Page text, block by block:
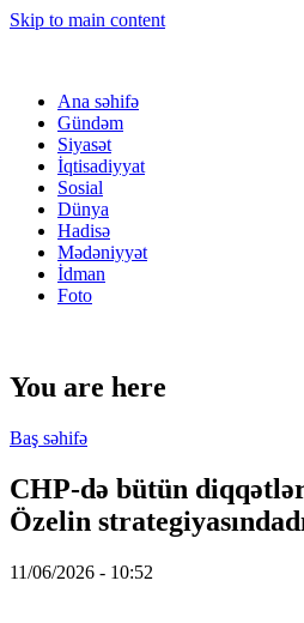
Skip to main content
Ana səhifə
Gündəm
Siyasət
İqtisadiyyat
Sosial
Dünya
Hadisə
Mədəniyyət
İdman
Foto
You are here
Baş səhifə
CHP-də bütün
Özelin
11/06/2026 - 10:52